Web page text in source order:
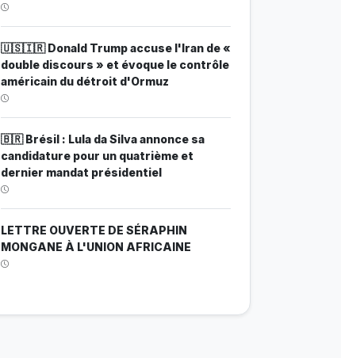
🇺🇸🇮🇷 Donald Trump accuse l'Iran de «
double discours » et évoque le contrôle
américain du détroit d'Ormuz
🇧🇷 Brésil : Lula da Silva annonce sa
candidature pour un quatrième et
dernier mandat présidentiel
LETTRE OUVERTE DE SÉRAPHIN
MONGANE À L'UNION AFRICAINE